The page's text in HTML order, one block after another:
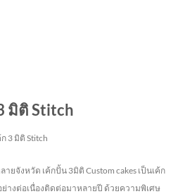
มิติ Stitch
ก 3 มิติ Stitch
ายจังหวัด เค้กปั้น 3มิติ Custom cakes เป็นเค้ก
างต่อเนื่องติดต่อมาหลายปี ด้วยความพิเศษ